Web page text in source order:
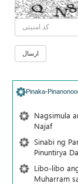
Pinaka-
Nagsimula
Najaf
Sinabi ng
Pinuntirya
Libo-libo
Muharram